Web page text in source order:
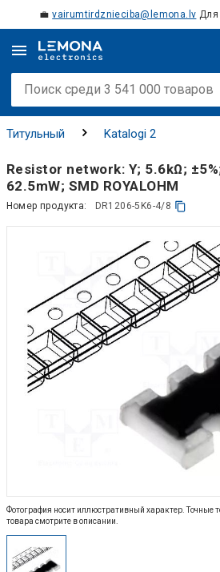
💼vairumtirdznieciba@lemona.lv Для
Титульный Katalogi 2
Resistor network: Y; 5.6kΩ;
62.5mW; SMD ROYALOHM
Номер продукта: DR1206-5K6-4/8
Фотография носит иллюстративный характер. Точные
товара смотрите в описании.